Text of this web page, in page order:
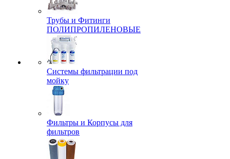
Трубы и Фитинги
ПОЛИПРОПИЛЕНОВЫЕ
Системы фильтрации под
мойку
Фильтры и Корпусы для
фильтров